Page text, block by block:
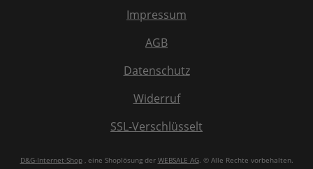
Impressum
AGB
Datenschutz
Widerruf
SSL-Verschlüsselt
D&G-Internet-Shop, eine Shoplösung der WEBSALE AG. © Alle Rechte vorbehalten.